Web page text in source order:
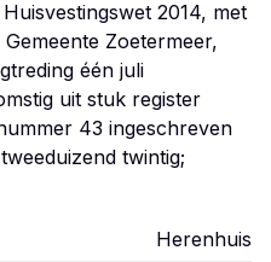
2014, met
Zoetermeer,
één juli
uit stuk register
43 ingeschreven
Herenhuis